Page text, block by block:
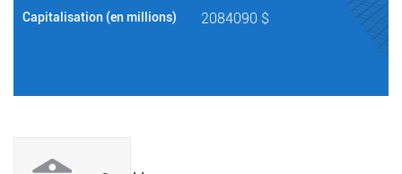
Capitalisation (en millions) 2084090 $